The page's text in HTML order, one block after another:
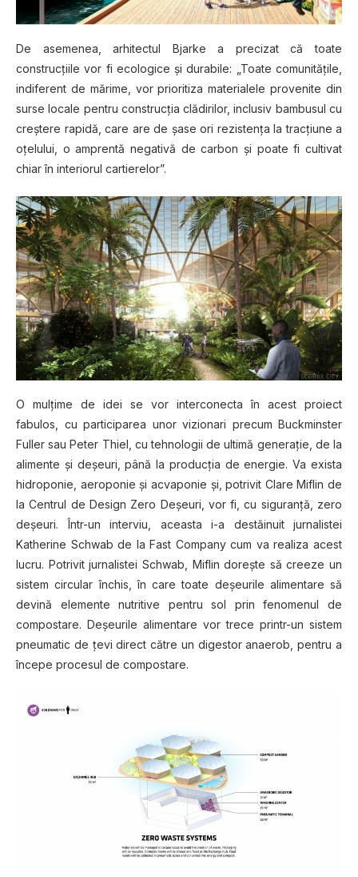
De asemenea, arhitectul Bjarke a precizat că toate
construcţiile vor fi ecologice şi durabile: „Toate comunităţile,
indiferent de mărime, vor prioritiza materialele provenite din
surse locale pentru construcţia clădirilor, inclusiv bambusul cu
creştere rapidă, care are de şase ori rezistenţa la tracţiune a
oţelului, o amprentă negativă de carbon şi poate fi cultivat
chiar în interiorul cartierelor”.
O mulţime de idei se vor interconecta în acest proiect
fabulos, cu participarea unor vizionari precum Buckminster
Fuller sau Peter Thiel, cu tehnologii de ultimă generaţie, de la
alimente şi deşeuri, până la producţia de energie. Va exista
hidroponie, aeroponie şi acvaponie şi, potrivit Clare Miflin de
la Centrul de Design Zero Deşeuri, vor fi, cu siguranţă, zero
deşeuri. Într-un interviu, aceasta i-a destăinuit jurnalistei
Katherine Schwab de la Fast Company cum va realiza acest
lucru. Potrivit jurnalistei Schwab, Miflin doreşte să creeze un
sistem circular închis, în care toate deşeurile alimentare să
devină elemente nutritive pentru sol prin fenomenul de
compostare. Deşeurile alimentare vor trece printr-un sistem
pneumatic de ţevi direct către un digestor anaerob, pentru a
începe procesul de compostare.